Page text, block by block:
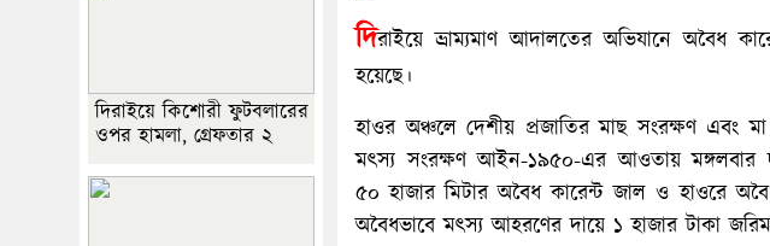
দিরাইয়ে ভ্রাম্যমাণ আদালতের অভিযানে অবৈধ
হয়েছে।
হাওর অঞ্চলে দেশীয় প্রজাতির মাছ সংরক্ষণ এবং
মৎস্য সংরক্ষণ আইন-১৯৫০-এর আওতায় মঙ্গলবার
৫০ হাজার মিটার অবৈধ কারেন্ট জাল ও হাওরে
অবৈধভাবে মৎস্য আহরণের দায়ে ১ হাজার টাকা
দিরাইয়ে কিশোরী ফুটবলারের
ওপর হামলা, গ্রেফতার ২